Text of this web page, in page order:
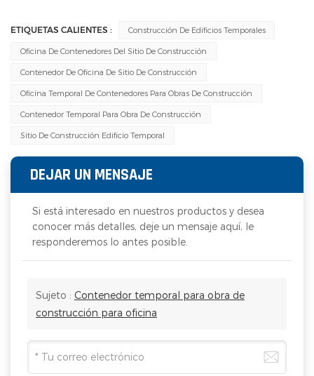
ETIQUETAS CALIENTES : Construcción De Edificios Temporales
Oficina De Contenedores Del Sitio De Construcción
Contenedor De Oficina De Sitio De Construcción
Oficina Temporal De Contenedores Para Obras De Construcción
Contenedor Temporal Para Obra De Construcción
Sitio De Construcción Edificio Temporal
DEJAR UN MENSAJE
Si está interesado en nuestros productos y desea
conocer más detalles, deje un mensaje aquí, le
responderemos lo antes posible.
Sujeto : Contenedor temporal para obra de
construcción para oficina